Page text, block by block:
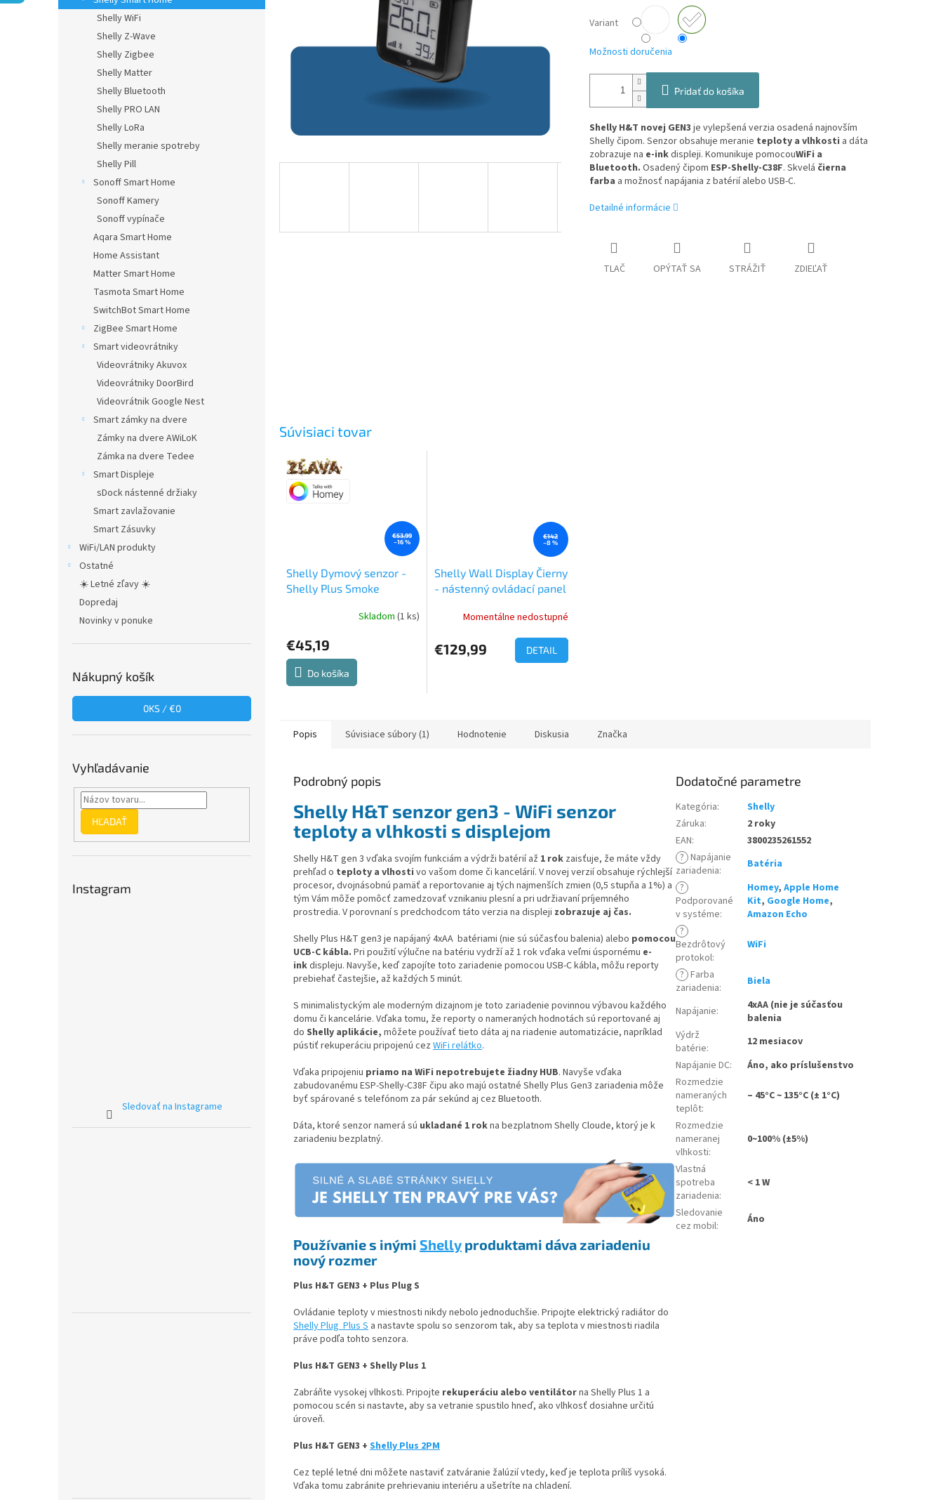
Shelly WiFi
Shelly Z-Wave
Shelly Zigbee
Shelly Matter
Shelly Bluetooth
Shelly PRO LAN
Shelly LoRa
Shelly meranie spotreby
Shelly Pill
Sonoff Smart Home
Sonoff Kamery
Sonoff vypínače
Aqara Smart Home
Home Assistant
Matter Smart Home
Tasmota Smart Home
SwitchBot Smart Home
ZigBee Smart Home
Smart videovrátniky
Videovrátniky Akuvox
Videovrátniky DoorBird
Videovrátnik Google Nest
Smart zámky na dvere
Zámky na dvere AWiLoK
Zámka na dvere Tedee
Smart Displeje
sDock nástenné držiaky
Smart zavlažovanie
Smart Zásuvky
WiFi/LAN produkty
Ostatné
☀️ Letné zľavy ☀️
Dopredaj
Novinky v ponuke
Nákupný košík
0KS /€0
Vyhľadávanie
HĽADAŤ
Instagram
Sledovať na Instagrame
Variant
Možnosti doručenia
Pridať do košíka
Shelly H&T novej GEN3 je vylepšená verzia osadená najnovším
Shelly čipom. Senzor obsahuje meranie teploty a vlhkosti a dáta
zobrazuje na e-inkdispleji. Komunikuje pomocouWiFi a
Bluetooth. Osadený čipom ESP-Shelly-C38F. Skvelá čierna
farba a možnosť napájania z batérií alebo USB-C.
Detailné informácie
TLAČ OPÝTAŤ SA STRÁŽIŤ ZDIEĽAŤ
Súvisiaci tovar
€53,99
–16 %
Shelly Dymový senzor -
Shelly Plus Smoke
Skladom (1 ks)
€45,19
Do košíka
€142
–8 %
Shelly Wall Display Čierny
- nástenný ovládací panel
Momentálne nedostupné
€129,99 DETAIL
Popis Súvisiace súbory (1) Hodnotenie Diskusia Značka
Podrobný popis
Shelly H&T senzor gen3 - WiFi senzor
teploty a vlhkosti s displejom
Shelly H&T gen 3 vďaka svojím funkciám a výdrži batérií až 1 rok zaisťuje, že máte vždy
prehľad o teploty a vlhosti vo vašom dome či kancelárií. V novej verzií obsahuje rýchlejší
procesor, dvojnásobnú pamäť a reportovanie aj tých najmenších zmien (0,5 stupňa a 1%) a
tým Vám môže pomôcť zamedzovať vznikaniu plesní a pri udržiavaní príjemného
prostredia. V porovnaní s predchodcom táto verzia na displeji zobrazuje aj čas.
Shelly Plus H&T gen3 je napájaný 4xAA batériami (nie sú súčasťou balenia) alebo pomocou
UCB-C kábla. Pri použití výlučne na batériu vydrží až 1 rok vďaka veľmi úspornému e-
inkdispleju. Navyše, keď zapojíte toto zariadenie pomocou USB-C kábla, môžu reporty
prebiehať častejšie, až každých 5 minút.
S minimalistyckým ale moderným dizajnom je toto zariadenie povinnou výbavou každého
domu či kancelárie. Vďaka tomu, že reporty o nameraných hodnotách sú reportované aj
do Shelly aplikácie, môžete používať tieto dáta aj na riadenie automatizácie, napríklad
pústiť rekuperáciu pripojenú cez WiFi relátko.
Vďaka pripojeniu priamo na WiFi nepotrebujete žiadny HUB. Navyše vďaka
zabudovanému ESP-Shelly-C38F čipu ako majú ostatné Shelly Plus Gen3 zariadenia môže
byť spárované s telefónom za pár sekúnd aj cez Bluetooth.
Dáta, ktoré senzor namerá sú ukladané 1 rokna bezplatnom Shelly Cloude, ktorý je k
zariadeniu bezplatný.
Používanie s inými Shelly produktami dáva zariadeniu
nový rozmer
Plus H&T GEN3 + Plus Plug S
Ovládanie teploty v miestnosti nikdy nebolo jednoduchšie. Pripojte elektrický radiátor do
Shelly Plug Plus S a nastavte spolu so senzorom tak, aby sa teplota v miestnosti riadila
práve podľa tohto senzora.
Plus H&T GEN3 + Shelly Plus 1
Zabráňte vysokej vlhkosti. Pripojte rekuperáciu alebo ventilátorna Shelly Plus 1 a
pomocou scén si nastavte, aby sa vetranie spustilo hneď, ako vlhkosť dosiahne určitú
úroveň.
Plus H&T GEN3 + Shelly Plus 2PM
Cez teplé letné dni môžete nastaviť zatváranie žalúzií vtedy, keď je teplota príliš vysoká.
Vďaka tomu zabránite prehrievaniu interiéru a ušetríte na chladení.
Dodatočné parametre
Kategória:
Shelly
Záruka:
2 roky
EAN:
3800235261552
? Napájanie
zariadenia:
Batéria
?
Podporované
v systéme:
Homey,Apple Home
Kit, Google Home,
Amazon Echo
?
Bezdrôtový
protokol:
WiFi
? Farba
zariadenia: Biela
Napájanie:
4xAA (nie je súčasťou
balenia
Výdrž
batérie:
12 mesiacov
Napájanie DC:
Áno, ako príslušenstvo
Rozmedzie
nameraných
teplôt:
– 45°C ~ 135°C (± 1°C)
Rozmedzie
nameranej
vlhkosti:
0~100% (±5%)
Vlastná
spotreba
zariadenia:
< 1 W
Sledovanie
cez mobil: Áno